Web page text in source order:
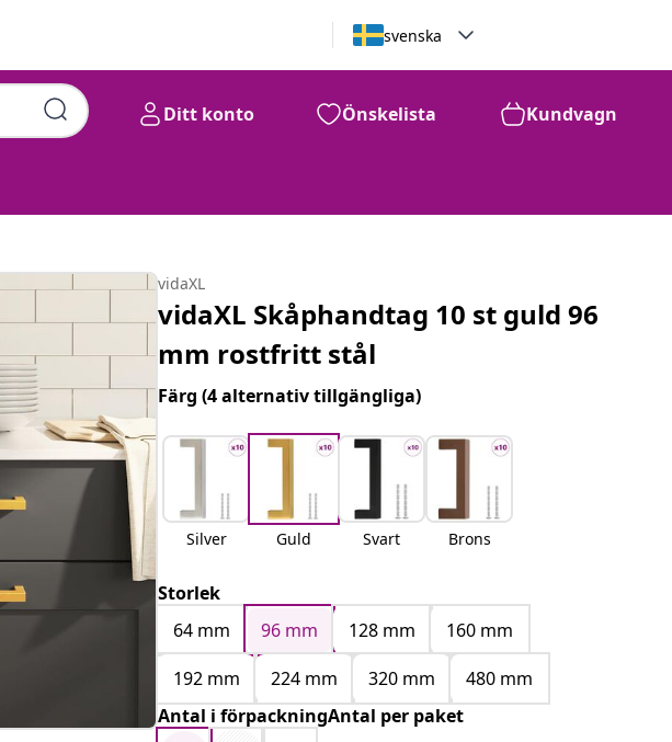
svenska
Ditt konto Önskelista Kundvagn
vidaXL
vidaXL Skåphandtag 10 st guld 96
mm rostfritt stål
Färg(4 alternativ tillgängliga)
Silver Guld Svart Brons
Storlek
64 mm
96 mm 128 mm
160 mm
192 mm
224 mm 320 mm
480 mm
Antal i förpackningAntal per paket